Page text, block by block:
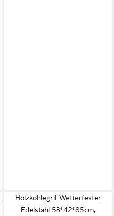
Holzkohlegrill Wetterfester
Edelstahl 58*42*85cm,